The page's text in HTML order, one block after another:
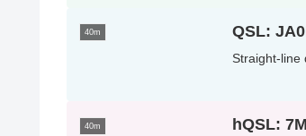
40m QSL:
Straight-line
40m hQSL: